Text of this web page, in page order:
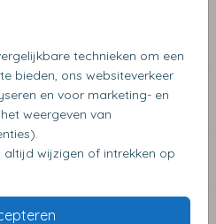
technieken om een
bieden, ons websiteverkeer
en voor marketing- en
weergeven van
wijzigen of intrekken op